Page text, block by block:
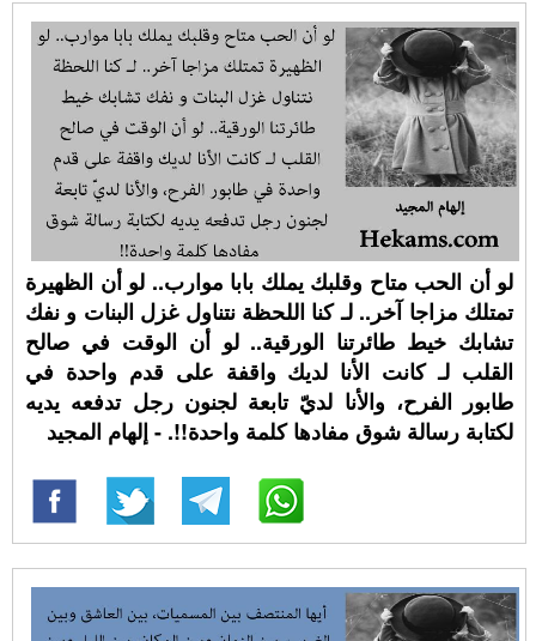
لو أن الحب متاح وقلبك يملك بابا موارب.. لو أن الظهيرة
تمتلك مزاجا آخر.. لـ كنا اللحظة نتناول غزل البنات و نفك
تشابك خيط طائرتنا الورقية.. لو أن الوقت في صالح
القلب لـ كانت الأنا لديك واقفة على قدم واحدة في
طابور الفرح، والأنا لديّ تابعة لجنون رجل تدفعه يديه
لكتابة رسالة شوق مفادها كلمة واحدة!!. - إلهام المجيد